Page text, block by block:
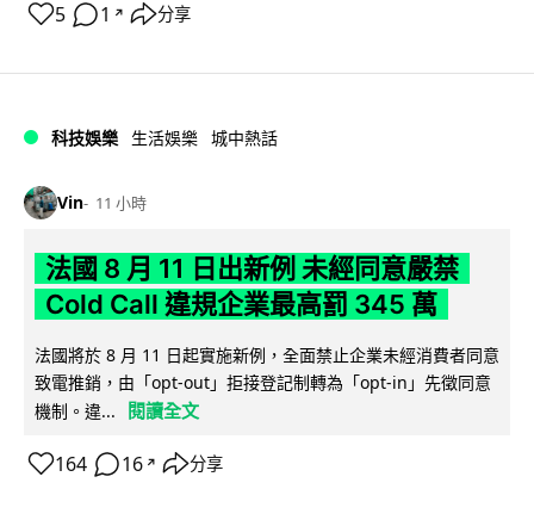
5 1 ↗ 分享
科技娛樂 生活娛樂 城中熱話
Vin 11 小時
法國 8 月 11 日出新例 未經同意嚴禁
Cold Call 違規企業最高罰 345 萬
法國將於 8 月 11 日起實施新例，全面禁止企業未經消費者同意
致電推銷，由「opt-out」拒接登記制轉為「opt-in」先徵同意
機制。違...
閱讀全文
164 16 ↗ 分享